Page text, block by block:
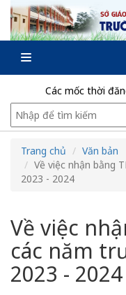
Các mốc thời
Trang chủ
Văn bản
Về việc nhận bằng
2023 - 2024
Về việc
các năm
2023 - 2024